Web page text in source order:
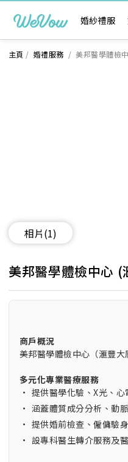
婚紗禮服
主頁 / 婚禮服務 /美邦醫學體檢
相片(1)
美邦醫學體檢中心
商戶概況
美邦醫學體檢中心（滙豐
多元化專業醫療服務
• 提供醫學化驗、X光、
• 涵蓋體質成分分析、動
• 提供婚前檢查、僱傭驗
• 設專科醫生轉介服務及